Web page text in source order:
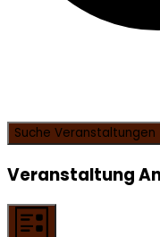
Suche Veranstaltungen
Veranstaltung